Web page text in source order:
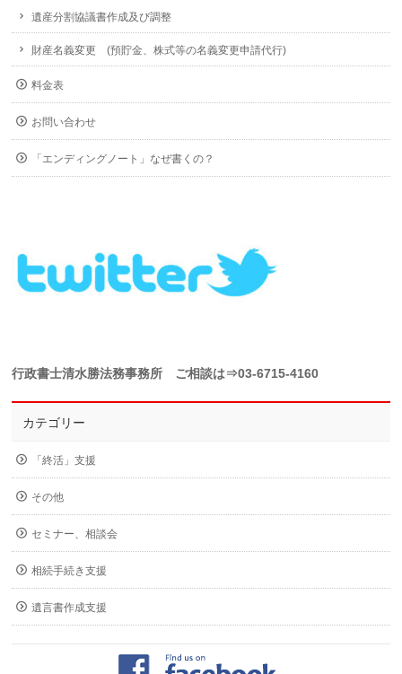
遺産分割協議書作成及び調整
財産名義変更 (預貯金、株式等の名義変更申請代行)
料金表
お問い合わせ
「エンディングノート」なぜ書くの？
行政書士清水勝法務事務所 ご相談は⇒03-6715-4160
カテゴリー
「終活」支援
その他
セミナー、相談会
相続手続き支援
遺言書作成支援